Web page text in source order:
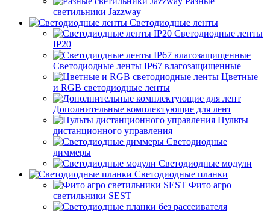
светильники Jazzway
Светодиодные ленты
Светодиодные ленты
IP20
Светодиодные ленты IP67 влагозащищенные
Цветные
и RGB светодиодные ленты
Дополнительные комплектующие для лент
Пульты
дистанционного управления
Светодиодные
диммеры
Светодиодные модули
Светодиодные планки
Фито агро
светильники SEST